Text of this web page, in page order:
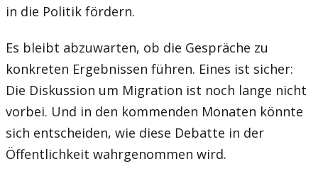
in die Politik fördern.
Es bleibt abzuwarten, ob die Gespräche zu
konkreten Ergebnissen führen. Eines ist sicher:
Die Diskussion um Migration ist noch lange nicht
vorbei. Und in den kommenden Monaten könnte
sich entscheiden, wie diese Debatte in der
Öffentlichkeit wahrgenommen wird.